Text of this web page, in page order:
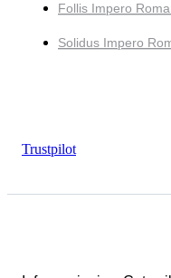
Follis Impero
Solidus Impero
Trustpilot